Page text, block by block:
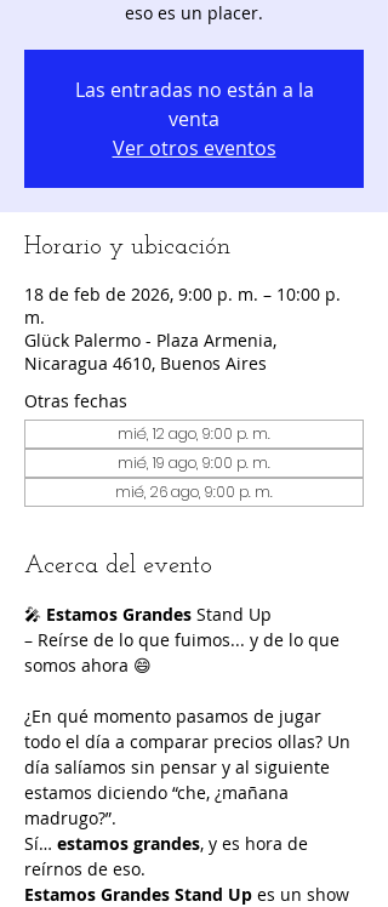
eso es un placer.
Las entradas no están a la
venta
Ver otros eventos
Horario y ubicación
18 de feb de 2026, 9:00 p. m. – 10:00 p.
m.
Glück Palermo - Plaza Armenia,
Nicaragua 4610, Buenos Aires
Otras fechas
mié, 12 ago, 9:00 p. m.
mié, 19 ago, 9:00 p. m.
mié, 26 ago, 9:00 p. m.
Acerca del evento
🎤 Estamos Grandes Stand Up
– Reírse de lo que fuimos... y de lo que
somos ahora 😄
¿En qué momento pasamos de jugar
todo el día a comparar precios ollas? Un
día salíamos sin pensar y al siguiente
estamos diciendo “che, ¿mañana
madrugo?”.
Sí… estamos grandes, y es hora de
reírnos de eso.
Estamos Grandes Stand Up es un show